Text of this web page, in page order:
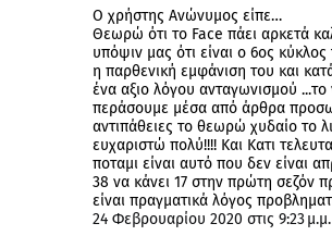
Ο χρήστης Ανώνυμος είπε…
Θεωρώ ότι το Face πάει αρκετά
υπόψιν μας ότι είναι ο 6ος
η παρθενική εμφάνιση του και
ένα αξιο λόγου ανταγωνισμού
περάσουμε μέσα από άρθρα
αντιπάθειες το θεωρώ χυδαίο το
ευχαριστώ πολύ!!!! Και Κατι
ποταμι είναι αυτό που δεν είναι
38 να κάνει 17 στην πρώτη σεζόν
είναι πραγματικά λόγος
24 Φεβρουαρίου 2020 στις 9:23 μ.μ.